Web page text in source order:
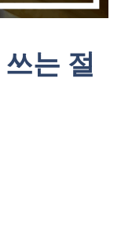
는 절